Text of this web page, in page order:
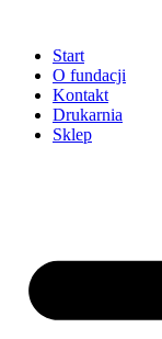
treści
Start
O fundacji
Kontakt
Drukarnia
Sklep